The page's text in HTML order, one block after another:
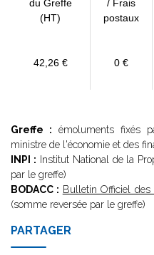
du Greffe
(HT)
/ Frais
postaux
42,26 € 0 €
Greffe : émoluments fixés
ministre de l'économie et des
INPI : Institut National de la
par le greffe)
BODACC : Bulletin Officiel des
(somme reversée par le greffe)
PARTAGER